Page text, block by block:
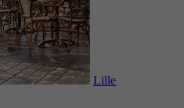
Lille